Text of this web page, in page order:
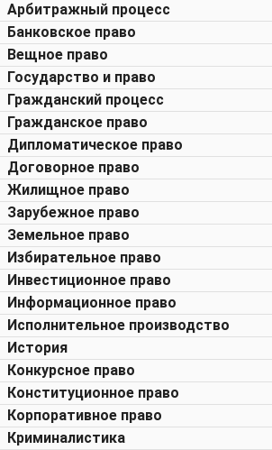
Арбитражный процесс
Банковское право
Вещное право
Государство и право
Гражданский процесс
Гражданское право
Дипломатическое право
Договорное право
Жилищное право
Зарубежное право
Земельное право
Избирательное право
Инвестиционное право
Информационное право
Исполнительное производство
История
Конкурсное право
Конституционное право
Корпоративное право
Криминалистика